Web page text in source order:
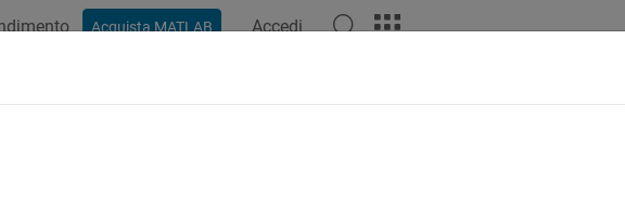
Acquista MATLAB Accedi